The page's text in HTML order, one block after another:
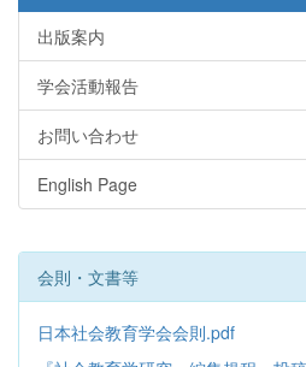
出版案内
学会活動報告
お問い合わせ
English Page
会則・文書等
日本社会教育学会会則.pdf